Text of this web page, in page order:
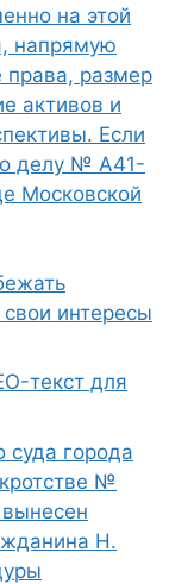
на этой
напрямую
размер
активов и
Если
делу № А41-
Московской
интересы
текст для
суда города
№
Н.